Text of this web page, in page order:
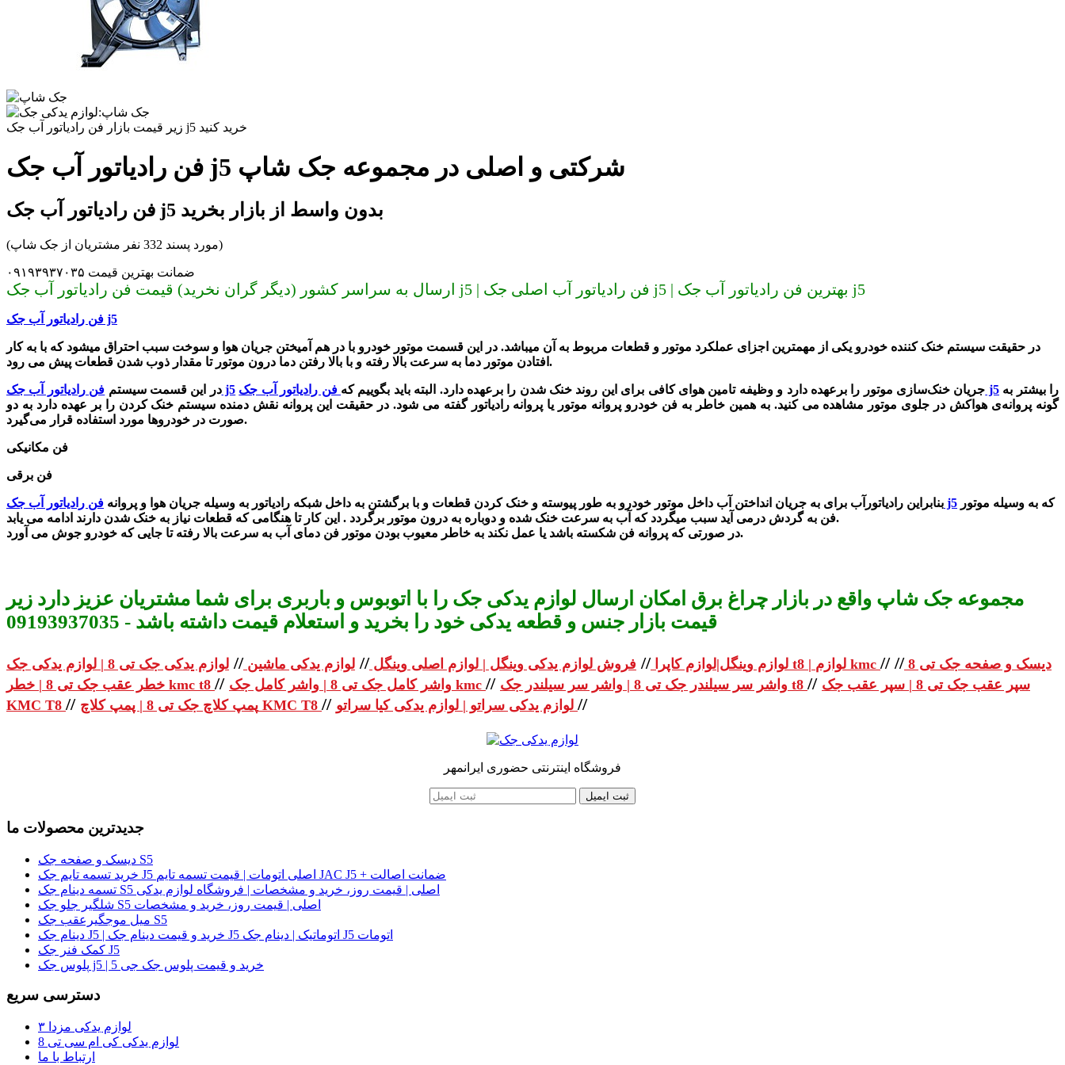
زیر قیمت بازار فن رادیاتور آب جک j5 خرید کنید
فن رادیاتور آب جک j5 شرکتی و اصلی در مجموعه جک شاپ
فن رادیاتور آب جک j5 بدون واسط از بازار بخرید
(مورد پسند 332 نفر مشتریان از جک شاپ)
ضمانت بهترین قیمت ۰۹۱۹۳۹۳۷۰۳۵
ارسال به سراسر کشور (دیگر گران نخرید) قیمت فن رادیاتور آب جک j5 | فن رادیاتور آب اصلی جک j5 | بهترین فن رادیاتور آب جک j5
فن رادیاتور آب جک j5
در حقیقت سیستم خنک کننده خودرو یکی از مهمترین اجزای عملکرد موتور و قطعات مربوط به آن میباشد. در این قسمت موتور خودرو با در هم آمیختن جریان هوا و سوخت سبب احتراق میشود که با به کار
افتادن موتور دما به سرعت بالا رفته و با بالا رفتن دما درون موتور تا مقدار ذوب شدن قطعات پیش می رود.
در این قسمت سیستمفن رادیاتور آب جک j5 جریان خنک‌سازی موتور را برعهده دارد و وظیفه تامین هوای کافی برای این روند خنک شدن را برعهده دارد. البته باید بگوییم که فن رادیاتور آب جک j5را بیشتر به
گونه پروانه‌ی هواکش در جلوی موتور مشاهده می کنید. به همین خاطر به فن خودرو پروانه موتور یا پروانه رادیاتور گفته می شود. در حقیقت این پروانه نقش دمنده سیستم خنک‌ کردن را بر عهده دارد به دو
صورت در خودروها مورد استفاده قرار می‌گیرد.
فن مکانیکی
فن برقی
بنابراین رادیاتورآب برای به جریان انداختن آب داخل موتور خودرو به طور پیوسته و خنک کردن قطعات و با برگشتن به داخل شبکه رادیاتور به وسیله جریان هوا و پروانه فن رادیاتور آب جک j5
فن به گردش درمی آید سبب میگردد که آب به سرعت خنک شده و دوباره به درون موتور برگردد . این کار تا هنگامی که قطعات نیاز به خنک شدن دارند ادامه می یابد.
در صورتی که پروانه فن شکسته باشد یا عمل نکند به خاطر معیوب بودن موتور فن دمای آب به سرعت بالا رفته تا جایی که خودرو جوش می آورد.
مجموعه جک شاپ واقع در بازار چراغ برق امکان ارسال لوازم یدکی جک را با اتوبوس و باربری برای شما مشتریان عزیز دارد زیر
قیمت بازار جنس و قطعه یدکی خود را بخرید و استعلام قیمت داشته باشد - 09193937035
لوازم وینگل|لوازم کاپرا // فروش لوازم یدکی وینگل | لوازم اصلی وینگل // لوازم یدکی ماشین // لوازم یدکی جک تی 8 | لوازم یدکی جک t8 | لوازم kmc // دیسک و صفحه جک تی 8 //
خطر عقب جک تی 8 | خطر kmc t8 // واشر کامل جک تی 8 | واشر کامل جک kmc // واشر سر سیلندر جک تی 8 | واشر سر سیلندر جک t8 // سپر عقب جک تی 8 | سپر عقب جک
KMC T8 // پمپ کلاچ جک تی 8 | پمپ کلاچ KMC T8 // //
فروشگاه اینترنتی حضوری ایرانمهر
ثبت ایمیل
جدیدترین محصولات ما
دیسک و صفحه جک S5
خرید تسمه تایم جک J5 اصلی اتومات | قیمت تسمه تایم JAC J5 + ضمانت اصالت
تسمه دینام جک S5 اصلی | قیمت روز، خرید و مشخصات | فروشگاه لوازم یدکی
شلگیر جلو جک S5 اصلی | قیمت روز، خرید و مشخصات
میل موجگیرعقب جک S5
دینام جک J5 | خرید و قیمت دینام جک J5 اتوماتیک | دینام جک J5 اتومات
کمک فنر جک J5
پلوس جک j5 | خرید و قیمت پلوس جک جی 5
دسترسی سریع
لوازم یدکی مزدا ۳
لوازم یدکی کی ام سی تی 8
ارتباط با ما